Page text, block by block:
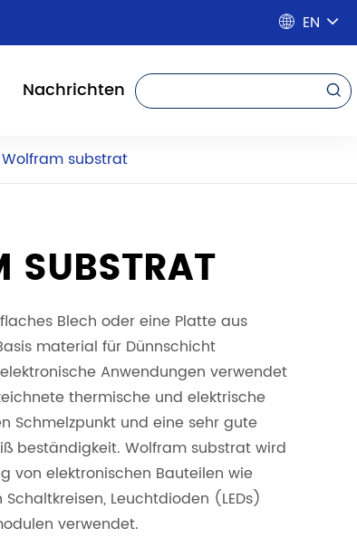
 EN
Nachrichten 
Wolfram substrat
SUBSTRAT
Blech oder eine Platte aus
material für Dünnschicht
Anwendungen verwendet
thermische und elektrische
Schmelzpunkt und eine sehr gute
beständigkeit. Wolfram substrat wird
von elektronischen Bauteilen wie
Leuchtdioden (LEDs)
verwendet.